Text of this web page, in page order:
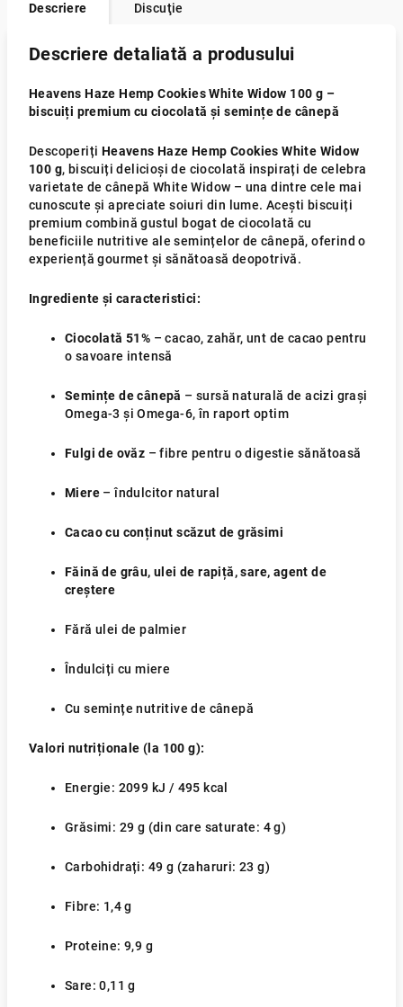
Descriere Discuţie
Descriere detaliată a produsului
Heavens Haze Hemp Cookies White Widow 100 g –
biscuiți premium cu ciocolată și semințe de cânepă
Descoperiți Heavens Haze Hemp Cookies White Widow
100 g, biscuiți delicioși de ciocolată inspirați de celebra
varietate de cânepă White Widow – una dintre cele mai
cunoscute și apreciate soiuri din lume. Acești biscuiți
premium combină gustul bogat de ciocolată cu
beneficiile nutritive ale semințelor de cânepă, oferind o
experiență gourmet și sănătoasă deopotrivă.
Ingrediente și caracteristici:
Ciocolată 51% – cacao, zahăr, unt de cacao pentru
o savoare intensă
Semințe de cânepă – sursă naturală de acizi grași
Omega-3 și Omega-6, în raport optim
Fulgi de ovăz – fibre pentru o digestie sănătoasă
Miere – îndulcitor natural
Cacao cu conținut scăzut de grăsimi
Făină de grâu, ulei de rapiță, sare, agent de
creștere
Fără ulei de palmier
Îndulciți cu miere
Cu semințe nutritive de cânepă
Valori nutriționale (la 100 g):
Energie: 2099 kJ / 495 kcal
Grăsimi: 29 g (din care saturate: 4 g)
Carbohidrați: 49 g (zaharuri: 23 g)
Fibre: 1,4 g
Proteine: 9,9 g
Sare: 0,11 g